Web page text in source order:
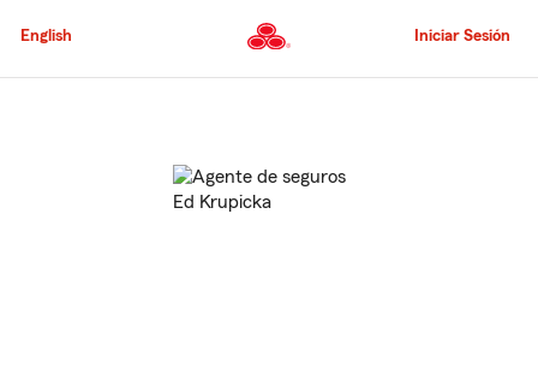
al
principal
English Iniciar Sesión